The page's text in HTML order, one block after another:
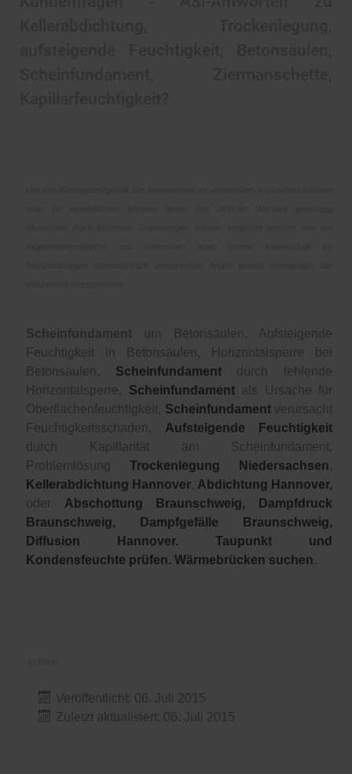
Scheinfundament um Betonsäulen. Aufsteigende
Feuchtigkeit in Betonsäulen, Horizontalsperre bei
Betonsäulen, Scheinfundamentdurch fehlende
Horizontalsperre, Scheinfundamentals Ursache für
Oberflächenfeuchtigkeit, Scheinfundamentverursacht
Feuchtigkeitsschaden, Aufsteigende Feuchtigkeit
durch Kapillarität am Scheinfundament.
Problemlösung Trockenlegung Niedersachsen,
Kellerabdichtung Hannover, Abdichtung Hannover,
oder Abschottung Braunschweig,
Dampfdruck
Braunschweig, Dampfgefälle Braunschweig,
Diffusion Hannover. Taupunkt und
Kondensfeuchte prüfen. Wärmebrücken suchen.
Veröffentlicht: 06. Juli 2015
Zuletzt aktualisiert: 06. Juli 2015